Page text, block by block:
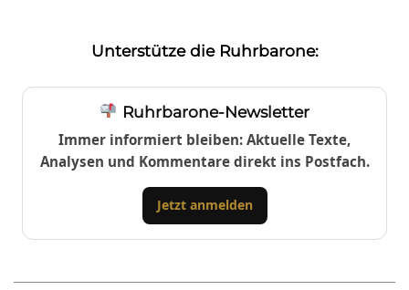
Unterstütze die Ruhrbarone:
Ruhrbarone-Newsletter
Immer informiert bleiben: Aktuelle Texte,
Analysen und Kommentare direkt ins Postfach.
Jetzt anmelden